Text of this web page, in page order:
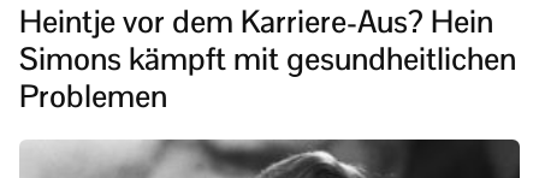
Heintje vor dem Karriere-Aus? Hein
Simons kämpft mit gesundheitlichen
Problemen